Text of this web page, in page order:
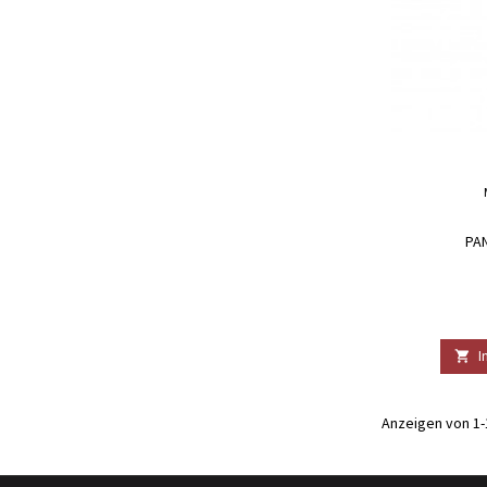

Anzeigen von